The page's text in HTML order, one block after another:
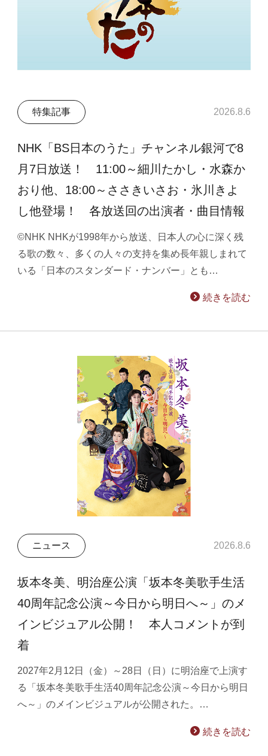
特集記事 2026.8.6
NHK「BS日本のうた」チャンネル銀河で8
月7日放送！ 11:00～細川たかし・水森か
おり他、18:00～ささきいさお・氷川きよ
し他登場！ 各放送回の出演者・曲目情報
©NHK NHKが1998年から放送、日本人の心に深く残
る歌の数々、多くの人々の支持を集め長年親しまれて
いる「日本のスタンダード・ナンバー」とも…
続きを読む
ニュース 2026.8.6
坂本冬美、明治座公演「坂本冬美歌手生活
40周年記念公演～今日から明日へ～」のメ
インビジュアル公開！ 本人コメントが到
着
2027年2月12日（金）～28日（日）に明治座で上演す
る「坂本冬美歌手生活40周年記念公演～今日から明日
へ～」のメインビジュアルが公開された。…
続きを読む